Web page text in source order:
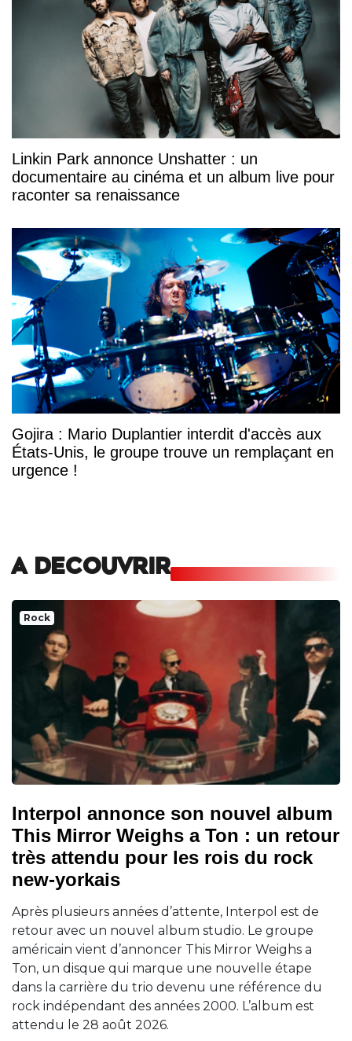
Linkin Park annonce Unshatter : un
documentaire au cinéma et un album live pour
raconter sa renaissance
Gojira : Mario Duplantier interdit d'accès aux
États-Unis, le groupe trouve un remplaçant en
urgence !
A DECOUVRIR
Rock
Interpol annonce son nouvel album
This Mirror Weighs a Ton : un retour
très attendu pour les rois du rock
new-yorkais
Après plusieurs années d’attente, Interpol est de
retour avec un nouvel album studio. Le groupe
américain vient d’annoncer This Mirror Weighs a
Ton, un disque qui marque une nouvelle étape
dans la carrière du trio devenu une référence du
rock indépendant des années 2000. L’album est
attendu le 28 août 2026.